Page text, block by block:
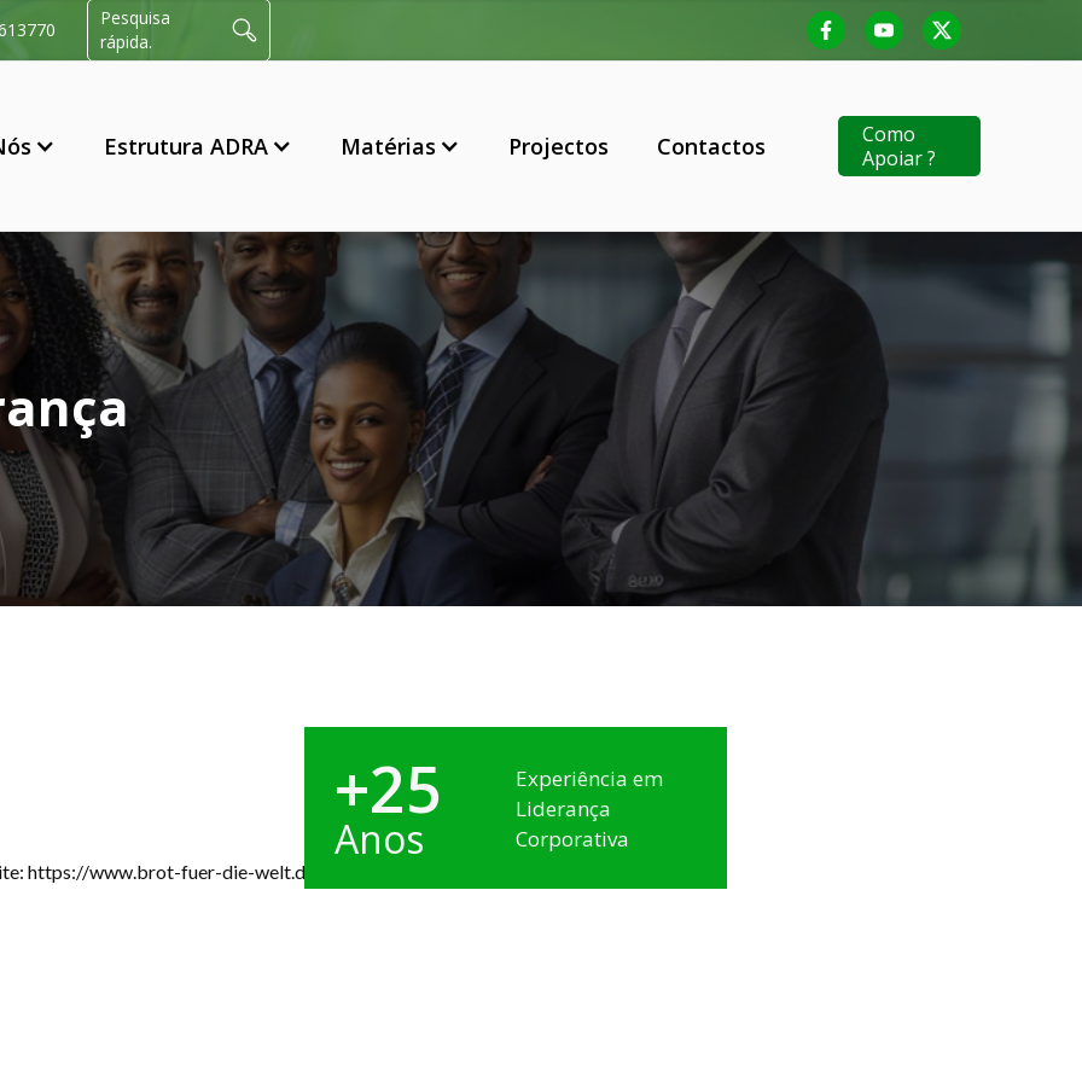
Pesquisa
rápida.
Estrutura ADRA Matérias Projectos Contactos
Como
Apoiar ?
https://www.brot-fuer-die-welt.de/
+25
Anos
Experiência em
Liderança
Corporativa